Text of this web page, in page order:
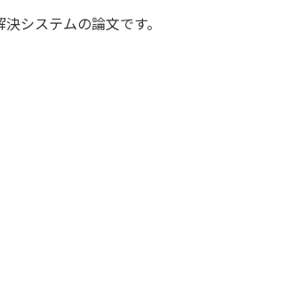
システムの論文です。